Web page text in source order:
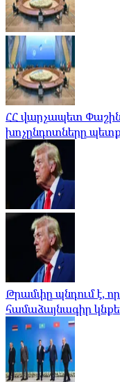
ՀՀ վարչապետ
խոչընդոտները
Թրամփը պնդում է,
համաձայնագիր